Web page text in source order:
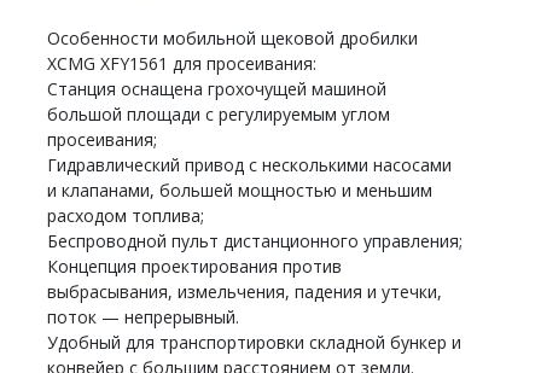
Особенности мобильной щековой дробилки
XCMG XFY1561 для просеивания:
Станция оснащена грохочущей машиной
большой площади с регулируемым углом
просеивания;
Гидравлический привод с несколькими насосами
и клапанами, большей мощностью и меньшим
расходом топлива;
Беспроводной пульт дистанционного управления;
Концепция проектирования против
выбрасывания, измельчения, падения и утечки,
поток — непрерывный.
Удобный для транспортировки складной бункер и
конвейер с большим расстоянием от земли.